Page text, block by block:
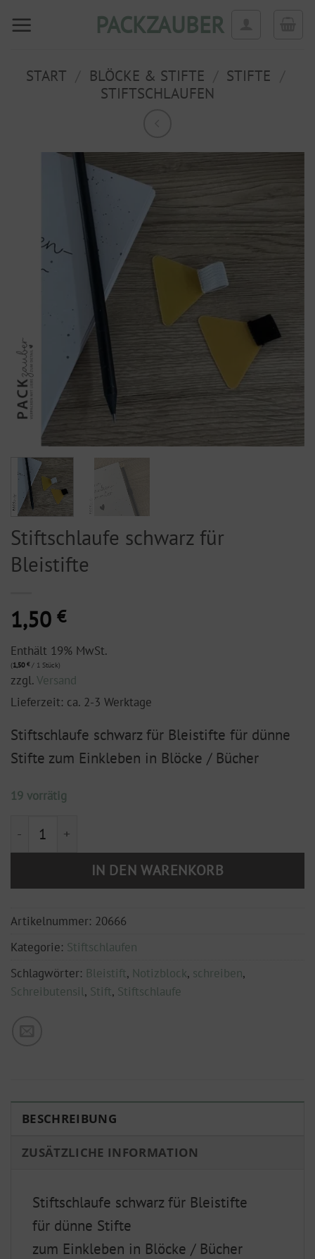
Inhalt
PACKZAUBER
START BLÖCKE & STIFTE STIFTE
STIFTSCHLAUFEN
Stiftschlaufe schwarz für
Bleistifte
1,50 €
Enthält 19% MwSt.
(1,50 €/ 1 Stück)
zzgl.Versand
Lieferzeit: ca. 2-3 Werktage
Stiftschlaufe schwarz für Bleistifte für dünne
Stifte zum Einkleben in Blöcke / Bücher
19 vorrätig
Stiftschlaufe schwarz für Bleistifte Menge
IN DEN WARENKORB
Artikelnummer: 20666
Kategorie: Stiftschlaufen
Schlagwörter: Bleistift, Notizblock, schreiben,
Schreibutensil, Stift, Stiftschlaufe
BESCHREIBUNG
ZUSÄTZLICHE INFORMATION
Stiftschlaufe schwarz für Bleistifte
für dünne Stifte
zum Einkleben in Blöcke / Bücher